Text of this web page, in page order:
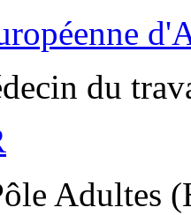
du
Adultes